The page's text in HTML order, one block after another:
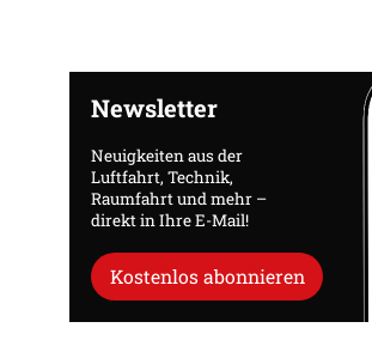
Newsletter
Neuigkeiten aus der
Luftfahrt, Technik,
Raumfahrt und mehr –
direkt in Ihre E-Mail!
Kostenlos abonnieren